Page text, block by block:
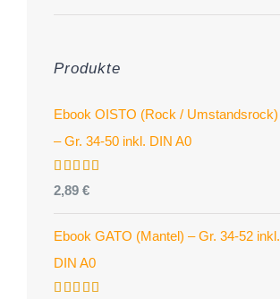
Produkte
Ebook OISTO (Rock / Umstandsrock)
– Gr. 34-50 inkl. DIN A0
Bewertet
mit4.96
von 5
2,89 €
Ebook GATO (Mantel) – Gr. 34-52 inkl.
DIN A0